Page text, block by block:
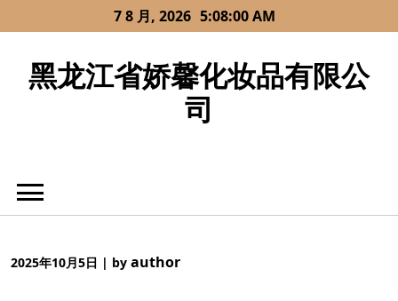
to
7 8 月, 2026 5:08:00 AM
黑龙江省娇馨化妆品有限公
司
2025年10月5日 | by author